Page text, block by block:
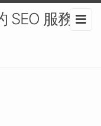
SEO 服務 -